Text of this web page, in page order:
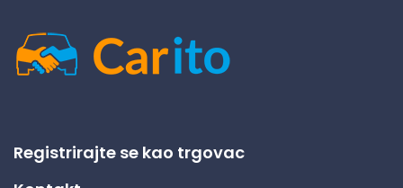
Registrirajte se kao trgovac